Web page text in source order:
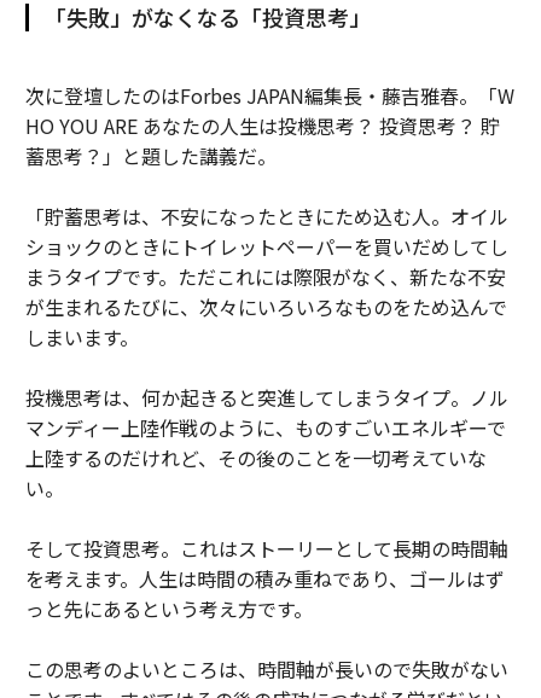
「失敗」がなくなる「投資思考」
次に登壇したのはForbes JAPAN編集長・藤吉雅春。「W
HO YOU ARE あなたの人生は投機思考？ 投資思考？ 貯
蓄思考？」と題した講義だ。
「貯蓄思考は、不安になったときにため込む人。オイル
ショックのときにトイレットペーパーを買いだめしてし
まうタイプです。ただこれには際限がなく、新たな不安
が生まれるたびに、次々にいろいろなものをため込んで
しまいます。
投機思考は、何か起きると突進してしまうタイプ。ノル
マンディー上陸作戦のように、ものすごいエネルギーで
上陸するのだけれど、その後のことを一切考えていな
い。
そして投資思考。これはストーリーとして長期の時間軸
を考えます。人生は時間の積み重ねであり、ゴールはず
っと先にあるという考え方です。
この思考のよいところは、時間軸が長いので失敗がない